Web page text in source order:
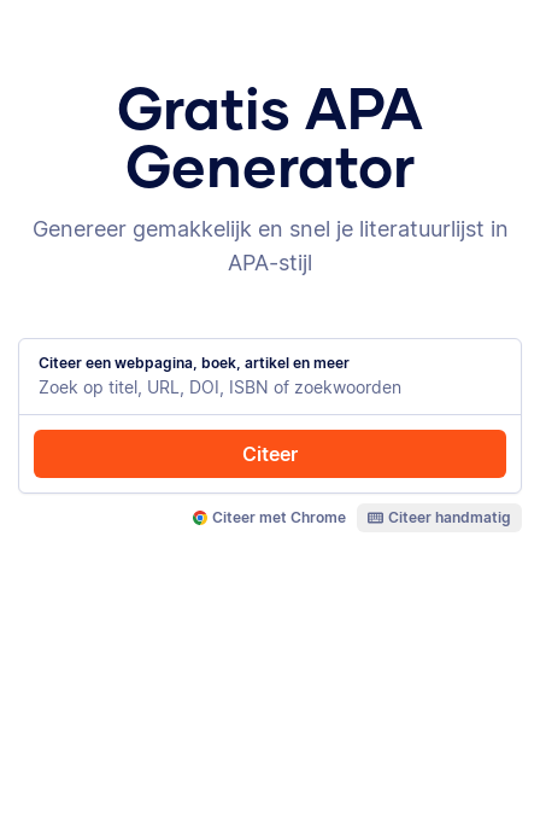
Gratis APA
Generator
Genereer gemakkelijk en snel je literatuurlijst in
APA-stijl
Citeer een webpagina, boek, artikel en meer
Citeer
Citeer met Chrome Citeer handmatig